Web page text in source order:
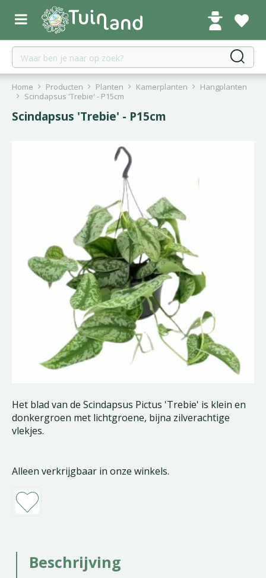
r
Home Producten Planten Kamerplanten
Hangplanten
Scindapsus 'Trebie' - P15cm
Scindapsus 'Trebie' - P15cm
Het blad van de Scindapsus Pictus 'Trebie' is klein en
donkergroen met lichtgroene, bijna zilverachtige
vlekjes.
Alleen verkrijgbaar in onze winkels.
Beschrijving